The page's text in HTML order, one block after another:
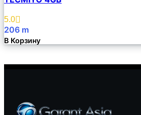
Избранное
5.0
206 m
В Корзину